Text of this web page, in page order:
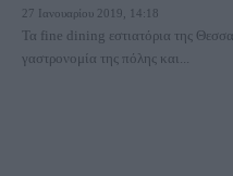
27 Ιανουαρίου 2019, 14:18
Τα fine dining εστιατόρια της
γαστρονομία της πόλης και...